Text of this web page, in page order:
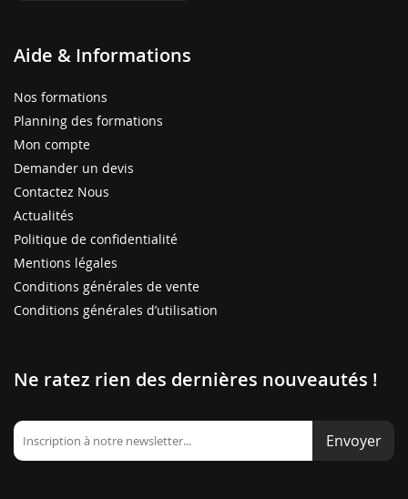
Aide & Informations
Nos formations
Planning des formations
Mon compte
Demander un devis
Contactez Nous
Actualités
Politique de confidentialité
Mentions légales
Conditions générales de vente
Conditions générales d’utilisation
Ne ratez rien des dernières nouveautés !
Envoyer